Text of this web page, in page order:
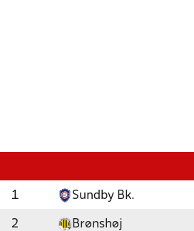
1 Sundby Bk.
2 Brønshøj